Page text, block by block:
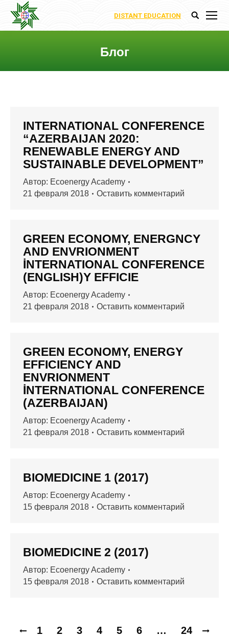
DISTANT EDUCATION Поиск:
Блог
INTERNATIONAL CONFERENCE
“AZERBAIJAN 2020:
RENEWABLE ENERGY AND
SUSTAINABLE DEVELOPMENT”
Автор: Ecoenergy Academy
21 февраля 2018
Оставить комментарий
GREEN ECONOMY, ENERGNCY
AND ENVRIONMENT
İNTERNATIONAL CONFERENCE
(ENGLISH)Y EFFICIE
Автор: Ecoenergy Academy
21 февраля 2018
Оставить комментарий
GREEN ECONOMY, ENERGY
EFFICIENCY AND
ENVRIONMENT
İNTERNATIONAL CONFERENCE
(AZERBAIJAN)
Автор: Ecoenergy Academy
21 февраля 2018
Оставить комментарий
BIOMEDICINE 1 (2017)
Автор: Ecoenergy Academy
15 февраля 2018
Оставить комментарий
BIOMEDICINE 2 (2017)
Автор: Ecoenergy Academy
15 февраля 2018
Оставить комментарий
1 2 3 4 5 6 … 24